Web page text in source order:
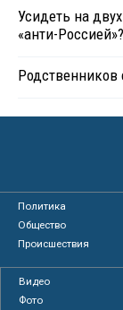
Усидеть на
«анти-Россией»?
Родственников
Политика
Общество
Происшествия
Видео
Фото